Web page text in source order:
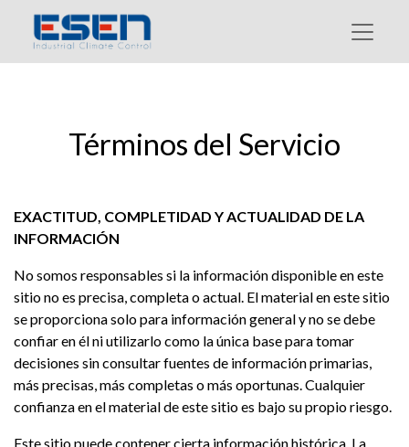
Términos del Servicio
EXACTITUD, COMPLETIDAD Y ACTUALIDAD DE LA
INFORMACIÓN
No somos responsables si la información disponible en este
sitio no es precisa, completa o actual. El material en este sitio
se proporciona solo para información general y no se debe
confiar en él ni utilizarlo como la única base para tomar
decisiones sin consultar fuentes de información primarias,
más precisas, más completas o más oportunas. Cualquier
confianza en el material de este sitio es bajo su propio riesgo.
Este sitio puede contener cierta información histórica. La